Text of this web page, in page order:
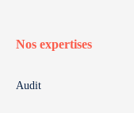
Nos expertises
Audit